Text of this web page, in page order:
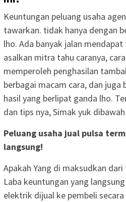
Keuntungan peluang usaha
tawarkan. tidak hanya dengan
lho. Ada banyak jalan
asalkan mitra tahu caranya,
memperoleh penghasilan
berbagai macam cara, dan juga
hasil yang berlipat ganda lho.
dan tips nya, Simak yuk
Peluang usaha jual pulsa
langsung!
Apakah Yang di maksudkan
Laba keuntungan yang
elektrik dijual ke pembeli